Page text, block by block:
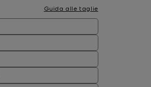
Guida alle taglie